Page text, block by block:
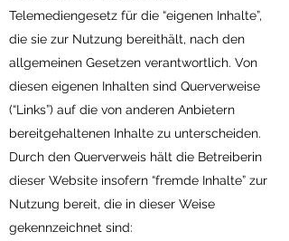
Telemediengesetz für die “eigenen Inhalte”,
die sie zur Nutzung bereithält, nach den
allgemeinen Gesetzen verantwortlich. Von
diesen eigenen Inhalten sind Querverweise
(“Links”) auf die von anderen Anbietern
bereitgehaltenen Inhalte zu unterscheiden.
Durch den Querverweis hält die Betreiberin
dieser Website insofern “fremde Inhalte” zur
Nutzung bereit, die in dieser Weise
gekennzeichnet sind: